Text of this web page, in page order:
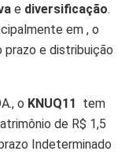
e diversificação.
em , o
e distribuição
o KNUQ11 tem
de R$ 1,5
Indeterminado